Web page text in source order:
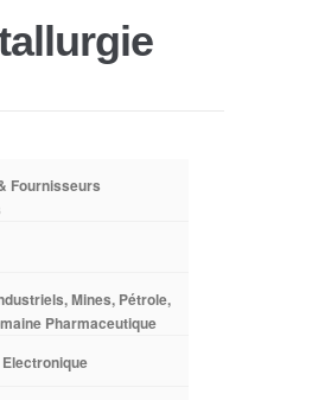
Fournisseurs
Mines, Pétrole,
Pharmaceutique